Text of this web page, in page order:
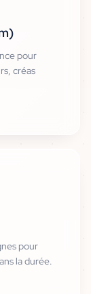
pour
créas
pour
la durée.